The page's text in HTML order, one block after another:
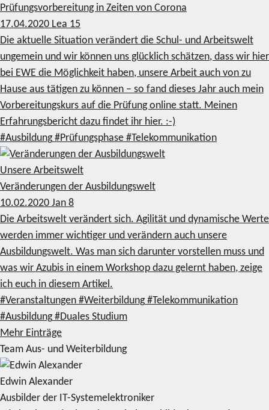
Prüfungsvorbereitung in Zeiten von Corona
17.04.2020 Lea 15
Die aktuelle Situation verändert die Schul- und Arbeitswelt
ungemein und wir können uns glücklich schätzen, dass wir hier
bei EWE die Möglichkeit haben, unsere Arbeit auch von zu
Hause aus tätigen zu können – so fand dieses Jahr auch mein
Vorbereitungskurs auf die Prüfung online statt. Meinen
Erfahrungsbericht dazu findet ihr hier. :-)
#Ausbildung #Prüfungsphase #Telekommunikation
Unsere Arbeitswelt
Veränderungen der Ausbildungswelt
10.02.2020 Jan 8
Die Arbeitswelt verändert sich. Agilität und dynamische Werte
werden immer wichtiger und verändern auch unsere
Ausbildungswelt. Was man sich darunter vorstellen muss und
was wir Azubis in einem Workshop dazu gelernt haben, zeige
ich euch in diesem Artikel.
#Veranstaltungen #Weiterbildung #Telekommunikation
#Ausbildung #Duales Studium
Mehr Einträge
Team Aus- und Weiterbildung
Edwin Alexander
Ausbilder der IT-Systemelektroniker